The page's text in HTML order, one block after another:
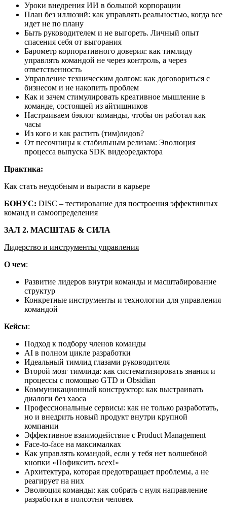
Уроки внедрения ИИ в большой корпорации
План без иллюзий: как управлять реальностью, когда все
идет не по плану
Быть руководителем и не выгореть. Личный опыт
спасения себя от выгорания
Барометр корпоративного доверия: как тимлиду
управлять командой не через контроль, а через
ответственность
Управление техническим долгом: как договориться с
бизнесом и не накопить проблем
Как и зачем стимулировать креативное мышление в
команде, состоящей из айтишников
Настраиваем бэклог команды, чтобы он работал как
часы
Из кого и как растить (тим)лидов?
От песочницы к стабильным релизам: Эволюция
процесса выпуска SDK видеоредактора
Практика:
Как стать неудобным и вырасти в карьере
БОНУС: DISC – тестирование для построения эффективных
команд и самоопределения
ЗАЛ 2. МАСШТАБ & СИЛА
Лидерство и инструменты управления
О чем:
Развитие лидеров внутри команды и масштабирование
структур
Конкретные инструменты и технологии для управления
командой
Кейсы:
Подход к подбору членов команды
AI в полном цикле разработки
Идеальный тимлид глазами руководителя
Второй мозг тимлида: как систематизировать знания и
процессы с помощью GTD и Obsidian
Коммуникационный конструктор: как выстраивать
диалоги без хаоса
Профессиональные сервисы: как не только разработать,
но и внедрить новый продукт внутри крупной
компании
Эффективное взаимодействие с Product Management
Face-to-face на максималках
Как управлять командой, если у тебя нет волшебной
кнопки «Пофиксить всех!»
Архитектура, которая предотвращает проблемы, а не
реагирует на них
Эволюция команды: как собрать с нуля направление
разработки в полсотни человек